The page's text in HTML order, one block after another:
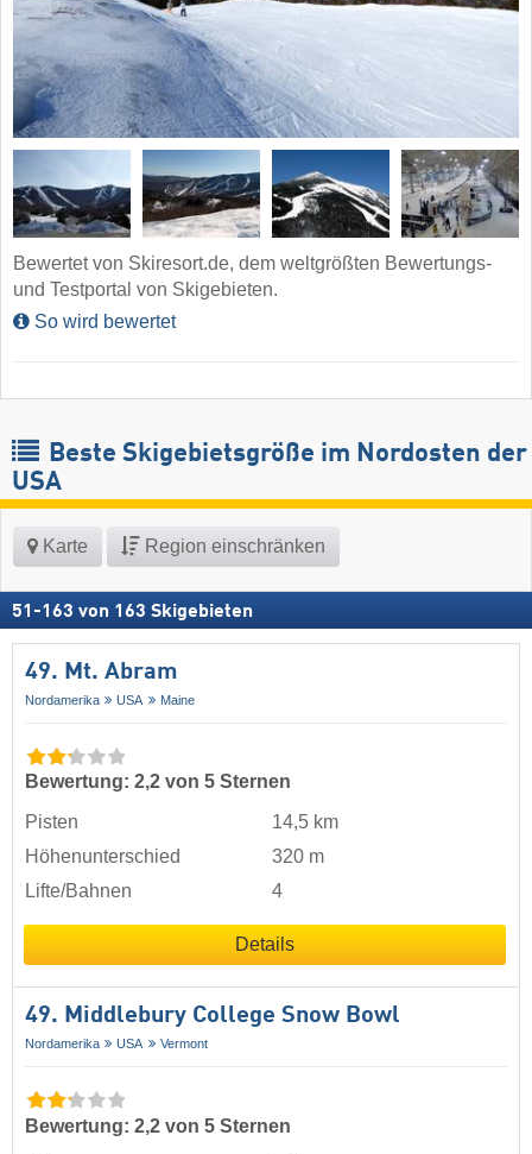
Bewertet von Skiresort.de, dem weltgrößten Bewertungs-
und Testportal von Skigebieten.
So wird bewertet
Beste Skigebietsgröße im Nordosten der
USA
Karte Region einschränken
51 -163 von 163 Skigebieten
49. Mt. Abram
Nordamerika USA Maine
Bewertung: 2,2 von 5 Sternen
Pisten
14,5 km
Höhenunterschied
320 m
Lifte/Bahnen
4
Details
49. Middlebury College Snow Bowl
Nordamerika USA Vermont
Bewertung: 2,2 von 5 Sternen